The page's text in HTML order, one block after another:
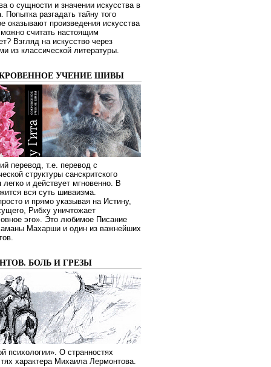
о сущности и значении искусства в
Попытка разгадать тайну того
оказывают произведения искусства
считать настоящим
Взгляд на искусство через
из классической литературы.
УЧЕНИЕ ШИВЫ
перевод, т.е. перевод с
структуры санскритского
легко и действует мгновенно. В
вся суть шиваизма.
и прямо указывая на Истину,
Рибху уничтожает
эго». Это любимое Писание
Махарши и один из важнейших
БОЛЬ И ГРЕЗЫ
психологии». О странностях
характера Михаила Лермонтова.